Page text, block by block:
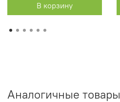
В корзину
Аналогичные товары